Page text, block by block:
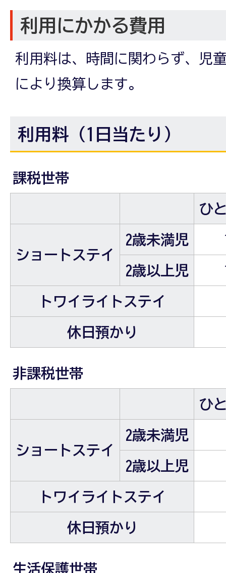
利用にかかる費用
利用料は、時間に関わらず、児
により換算します。
利用料（1日当たり）
課税世帯
ひ
ショートステイ
2歳未満児
2歳以上児
トワイライトステイ
休日預かり
非課税世帯
ひ
ショートステイ
2歳未満児
2歳以上児
トワイライトステイ
休日預かり
生活保護世帯